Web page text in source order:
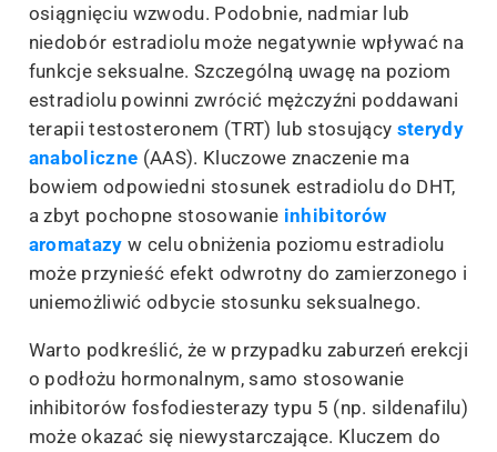
osiągnięciu wzwodu. Podobnie, nadmiar lub
niedobór estradiolu może negatywnie wpływać na
funkcje seksualne. Szczególną uwagę na poziom
estradiolu powinni zwrócić mężczyźni poddawani
terapii testosteronem (TRT) lub stosujący sterydy
anaboliczne (AAS). Kluczowe znaczenie ma
bowiem odpowiedni stosunek estradiolu do DHT,
a zbyt pochopne stosowanie inhibitorów
aromatazy w celu obniżenia poziomu estradiolu
może przynieść efekt odwrotny do zamierzonego i
uniemożliwić odbycie stosunku seksualnego.
Warto podkreślić, że w przypadku zaburzeń erekcji
o podłożu hormonalnym, samo stosowanie
inhibitorów fosfodiesterazy typu 5 (np. sildenafilu)
może okazać się niewystarczające. Kluczem do